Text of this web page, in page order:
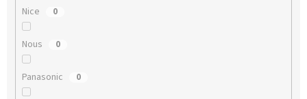
Nice 0
Nous 0
Panasonic 0